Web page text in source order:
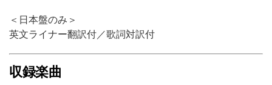
＜日本盤のみ＞
英文ライナー翻訳付／歌詞対訳付
収録楽曲